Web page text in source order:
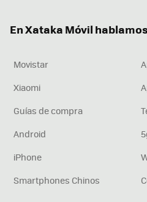
En Xataka Móvil
Movistar
Xiaomi
Guías de compra
Android
iPhone
Smartphones Chinos